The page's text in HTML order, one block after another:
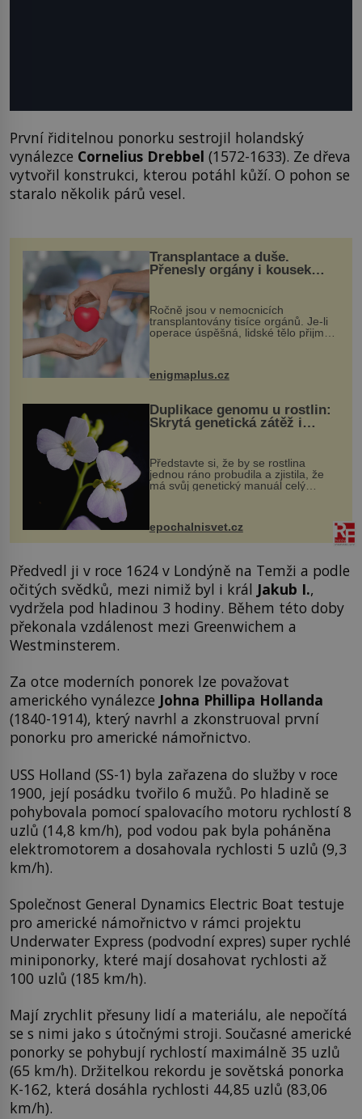
První řiditelnou ponorku sestrojil holandský
vynálezce Cornelius Drebbel (1572-1633). Ze dřeva
vytvořil konstrukci, kterou potáhl kůží. O pohon se
staralo několik párů vesel.
Transplantace a duše.
Přenesly orgány i kousek
Ročně jsou v nemocnicích
transplantovány tisíce orgánů. Je-li
operace úspěšná, lidské tělo přijme
enigmaplus.cz
Duplikace genomu u rostlin:
Skrytá genetická zátěž i
Představte si, že by se rostlina
jednou ráno probudila a zjistila, že
má svůj genetický manuál celý
vstupenka...
epochalnisvet.cz
Předvedl ji v roce 1624 v Londýně na Temži a podle
očitých svědků, mezi nimiž byl i král Jakub I.,
vydržela pod hladinou 3 hodiny. Během této doby
překonala vzdálenost mezi Greenwichem a
Westminsterem.
Za otce moderních ponorek lze považovat
amerického vynálezce Johna Phillipa Hollanda
(1840-1914), který navrhl a zkonstruoval první
ponorku pro americké námořnictvo.
USS Holland (SS-1) byla zařazena do služby v roce
1900, její posádku tvořilo 6 mužů. Po hladině se
pohybovala pomocí spalovacího motoru rychlostí 8
uzlů (14,8 km/h), pod vodou pak byla poháněna
elektromotorem a dosahovala rychlosti 5 uzlů (9,3
km/h).
Společnost General Dynamics Electric Boat testuje
pro americké námořnictvo v rámci projektu
Underwater Express (podvodní expres) super rychlé
miniponorky, které mají dosahovat rychlosti až
100 uzlů (185 km/h).
Mají zrychlit přesuny lidí a materiálu, ale nepočítá
se s nimi jako s útočnými stroji. Současné americké
ponorky se pohybují rychlostí maximálně 35 uzlů
(65 km/h). Držitelkou rekordu je sovětská ponorka
K-162, která dosáhla rychlosti 44,85 uzlů (83,06
km/h).